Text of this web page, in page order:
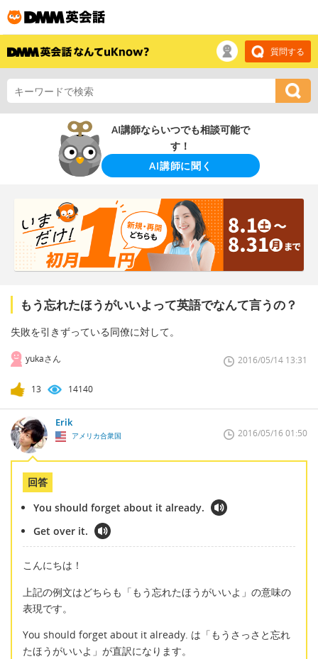
質問する
AI講師ならいつでも相談可能で
す！
AI講師に聞く
もう忘れたほうがいいよって英語でなんて言うの？
失敗を引きずっている同僚に対して。
yukaさん 2016/05/14 13:31
13 14140
Erik
アメリカ合衆国 2016/05/16 01:50
回答
You should forget about it already.
Get over it.
こんにちは！
上記の例文はどちらも「もう忘れたほうがいいよ」の意味の
表現です。
You should forget about it already. は「もうさっさと忘れ
たほうがいいよ」が直訳になります。